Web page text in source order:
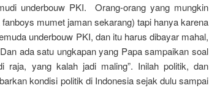
underbouw PKI. Orang-orang yang mungkin
mumet jaman sekarang) tapi hanya karena
underbouw PKI, dan itu harus dibayar mahal,
ada satu ungkapan yang Papa sampaikan soal
raja, yang kalah jadi maling”. Inilah politik, dan
kondisi politik di Indonesia sejak dulu sampai